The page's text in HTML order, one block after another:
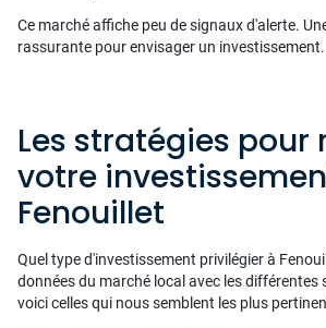
Ce marché affiche peu de signaux d'alerte.
rassurante pour envisager un investissement.
Les stratégies pour
votre
Fenouillet
Quel type d'investissement privilégier à
données du marché local avec les différentes
voici celles qui nous semblent les plus